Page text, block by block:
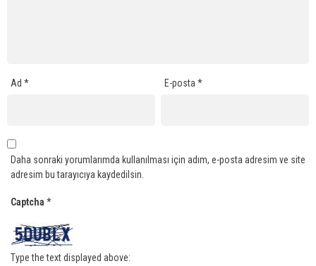
Ad * E-posta*
Daha sonraki yorumlarımda kullanılması için adım, e-posta adresim ve site
adresim bu tarayıcıya kaydedilsin.
Captcha *
Type the text displayed above: